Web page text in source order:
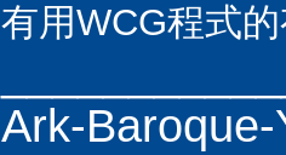
有用WCG程式
Ark-